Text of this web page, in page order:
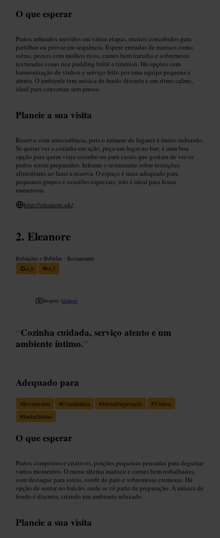
O que esperar
Pratos refinados servidos em várias etapas, muitos concebidos para
partilhar ou provar em sequência. Espere entradas de marisco como
ostras, peixes com molhos ricos, carnes bem tratadas e sobremesas
texturadas como rice pudding brûlé e tiramisù. Há opções com
harmonização de vinhos e serviço feito por uma equipa pequena e
atenta. O ambiente tem música de fundo discreta e um ritmo calmo,
ideal para conversas sem pressa.
Planeie a sua visita
Reserve com antecedência, pois o número de lugares é muito reduzido.
Se quiser ver a cozinha em ação, peça um lugar no bar; é uma boa
opção para quem viaja sozinho ou para casais que gostam de ver os
pratos serem preparados. Informe o restaurante sobre restrições
alimentares ao fazer a reserva. O espaço é mais adequado para
pequenos grupos e ocasiões especiais; não é ideal para festas
numerosas.
http://eleanore.uk/
Eleanore
Refeições e Bebidas • Restaurante
4,8
4,5
Imagem /eleanore
“Cozinha cuidada, serviço atento e um
ambiente íntimo.”
Adequado para
#Restaurante #Cozinhafina #MenuDegustação #Vinhos
#JantarIntimo
O que esperar
Pratos compostos e criativos, porções pequenas pensadas para degustar
vários momentos. O menu alterna marisco e carnes bem trabalhadas,
com destaque para ostras, confit de pato e sobremesas cremosas. Há
opção de sentar no balcão, onde se vê parte da preparação. A música de
fundo é discreta, criando um ambiente relaxado.
Planeie a sua visita